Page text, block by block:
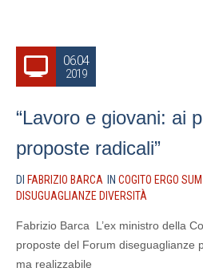
06.04
2019
“Lavoro e giovani: ai
proposte radicali”
DI FABRIZIO BARCA IN COGITO ERGO SUM
DISUGUAGLIANZE DIVERSITÀ
Fabrizio Barca L’ex ministro della
proposte del Forum diseguaglianze
ma realizzabile